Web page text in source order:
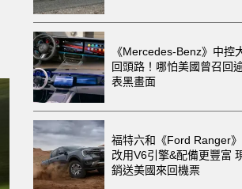
《Mercedes-Benz》中控
回頭路！哪怕美國曾召回
表黑畫面
福特六和《Ford Ranger
改用V6引擎&配備更豐富
銷送美國來回機票